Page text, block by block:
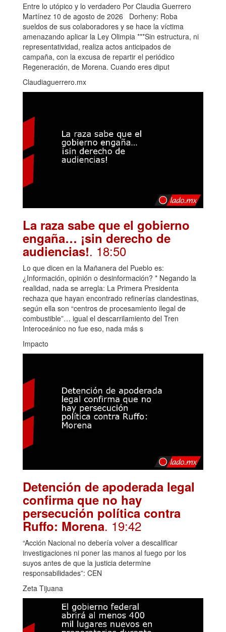
Entre lo utópico y lo verdadero Por Claudia Guerrero
Martínez 10 de agosto de 2026 Dorheny: Roba
sueldos de sus colaboradores y se hace la víctima
amenazando aplicar la Ley Olimpia ***Sin estructura, ni
representatividad, realiza actos anticipados de
campaña, con la excusa de repartir el periódico
Regeneración, de Morena. Cuando eres diput
Claudiaguerrero.mx
La raza sabe que el gobierno
engaña… ¡sin derecho de
audiencias!. 18:50
Lo que dicen en la Mañanera del Pueblo es:
¿Información, opinión o desinformación? * Negando la
realidad, nada se arregla: La Primera Presidenta
rechaza que hayan encontrado refinerías clandestinas,
según ella son “centros de procesamiento ilegal de
combustible”… igual el descarrilamiento del Tren
Interoceánico no fue eso, nada más s
Impacto
Detención de apoderada legal
confirma que no hay
persecución política contra
Ruffo: Morena. 19:42
“Acción Nacional no debería volver a descalificar
investigaciones ni poner las manos al fuego por los
suyos antes de que la justicia determine
responsabilidades”: CEN
Zeta Tijuana